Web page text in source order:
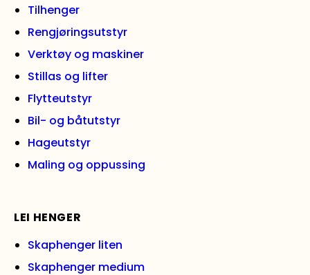
Tilhenger
Rengjøringsutstyr
Verktøy og maskiner
Stillas og lifter
Flytteutstyr
Bil- og båtutstyr
Hageutstyr
Maling og oppussing
LEI HENGER
Skaphenger liten
Skaphenger medium